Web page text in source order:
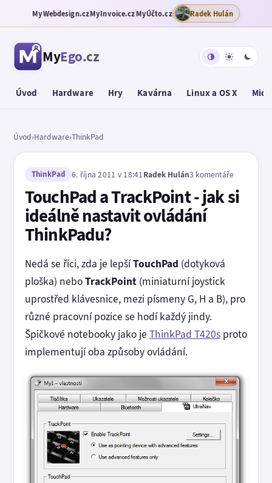
MyWebdesign.czMyInvoice.czMyÚčto.cz Radek Hulán
MyEgo.cz
Úvod Hardware Hry Kavárna Linux a OS X
Úvod›Hardware›ThinkPad
ThinkPad 6. října 2011 v 18:41 Radek Hulán3 komentáře
TouchPad a TrackPoint - jak si
ideálně nastavit ovládání
ThinkPadu?
Nedá se říci, zda je lepšíTouchPad (dotyková
ploška) neboTrackPoint (miniaturní joystick
uprostřed klávesnice, mezi písmeny G, H a B), pro
různé pracovní pozice se hodí každý jindy.
Špičkové notebooky jako je ThinkPad T420s proto
implementují oba způsoby ovládání.